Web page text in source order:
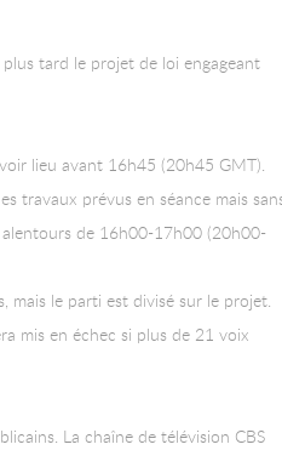
tard le projet de loi engageant
lieu avant 16h45 (20h45 GMT).
travaux prévus en séance mais
de 16h00-17h00 (20h00-
mais le parti est divisé sur le projet.
mis en échec si plus de 21 voix
La chaîne de télévision CBS